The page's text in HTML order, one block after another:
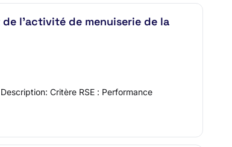
l’activité de menuiserie de la
Critère RSE : Performance